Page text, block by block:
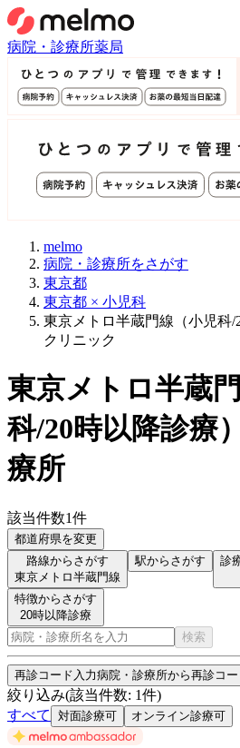
病院・診療所薬局
melmo
病院・診療所をさがす
東京都
東京都 × 小児科
東京メトロ半蔵門線（小児科/
クリニック
東京メトロ半蔵
科/20時以降診療）
療所
該当件数1件
都道府県を変更
路線からさがす
東京メトロ半蔵門線
駅からさがす
診
特徴からさがす
20時以降診療
検索
再診コード入力病院・診療所から再診コ
絞り込み(該当件数: 1件)
すべて
対面診療可 オンライン診療可